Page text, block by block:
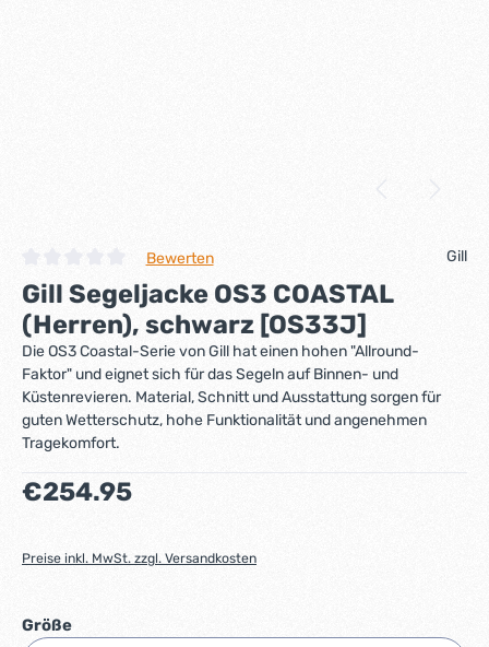
Durchschnittliche Bewertung von 0 von 5 Sternen
Bewerten Gill
Gill Segeljacke OS3 COASTAL
(Herren), schwarz [OS33J]
Die OS3 Coastal-Serie von Gill hat einen hohen "Allround-
Faktor" und eignet sich für das Segeln auf Binnen- und
Küstenrevieren. Material, Schnitt und Ausstattung sorgen für
guten Wetterschutz, hohe Funktionalität und angenehmen
Tragekomfort.
Regulärer Preis:
€254.95
Preise inkl. MwSt. zzgl. Versandkosten
Größeauswählen